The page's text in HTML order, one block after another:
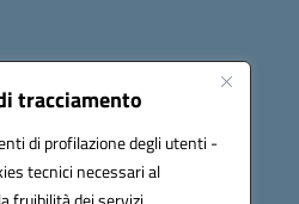
tracciamento
di profilazione degli utenti -
tecnici necessari al
Seguici su: